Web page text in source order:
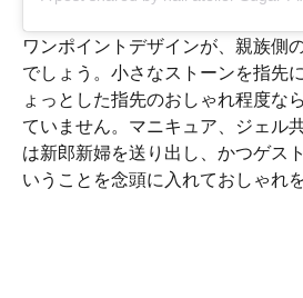
ワンポイントデザインが、親族側
でしょう。小さなストーンを指先
ょっとした指先のおしゃれ程度な
ていません。マニキュア、ジェル
は新郎新婦を送り出し、かつゲス
いうことを念頭に入れておしゃれ